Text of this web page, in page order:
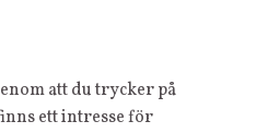
att du trycker på
ett intresse för